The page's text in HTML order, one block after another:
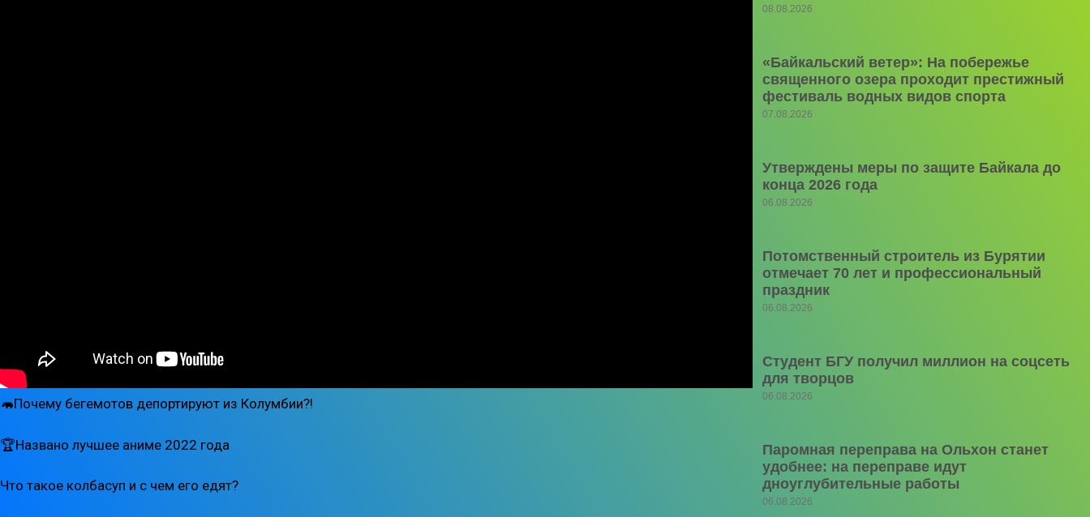
🦛Почему бегемотов депортируют из Колумбии?!
🏆Названо лучшее аниме 2022 года
Что такое колбасуп и с чем его едят?
08.08.2026
«Байкальский ветер»: На побережье
священного озера проходит престижный
фестиваль водных видов спорта
07.08.2026
Утверждены меры по защите Байкала до
конца 2026 года
06.08.2026
Потомственный строитель из Бурятии
отмечает 70 лет и профессиональный
праздник
06.08.2026
Студент БГУ получил миллион на соцсеть
для творцов
06.08.2026
Паромная переправа на Ольхон станет
удобнее: на переправе идут
дноуглубительные работы
06.08.2026